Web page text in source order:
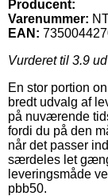
Producent:
Varenummer:
EAN:
Vurderet til 3.9
En stor portion
bredt udvalg af
på nuværende
fordi du på den
når det passer
særdeles let
leveringsmåde
pbb50.